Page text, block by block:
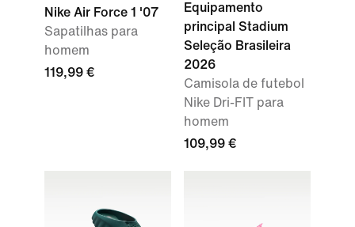
Nike Air Force 1 '07
Sapatilhas para
homem
119,99 €
Equipamento
principal Stadium
Seleção Brasileira
2026
Camisola de futebol
Nike Dri-FIT para
homem
109,99 €